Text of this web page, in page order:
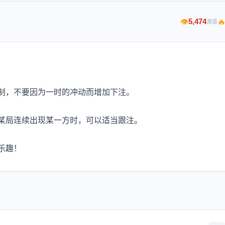
👁5,474浏览
不要因为一时的冲动而增加下注。
连续出现某一方时，可以适当跟注。
趣！